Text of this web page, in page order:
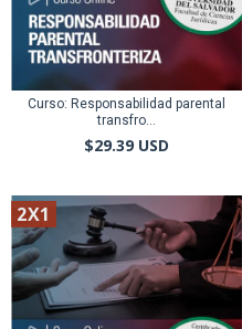
Curso: Responsabilidad parental
transfro...
$29.39 USD
2X1